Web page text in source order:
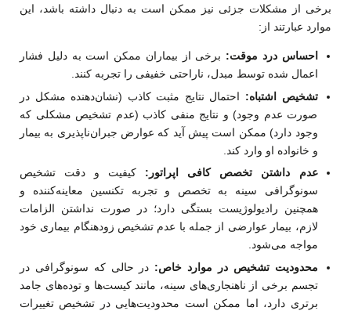
برخی از مشکلات جزئی نیز ممکن است به دنبال داشته باشد، این
موارد عبارتند از:
احساس درد موقت: برخی از بیماران ممکن است به دلیل فشار
اعمال شده توسط مبدل، ناراحتی خفیفی را تجربه کنند.
تشخیص اشتباه: احتمال نتایج مثبت کاذب (نشان‌دهنده مشکل در
صورت عدم وجود) و نتایج منفی کاذب (عدم تشخیص مشکلی که
وجود دارد) ممکن است پیش آید که عوارض جبران‌ناپذیری به بیمار
و خانواده او وارد کند.
عدم داشتن تخصص کافی اپراتور: کیفیت و دقت تشخیص
سونوگرافی سینه به تخصص و تجربه تکنسین معاینه‌کننده و
همچنین رادیولوژیست بستگی دارد؛ در صورت نداشتن الزامات
لازم، بیمار عوارضی از جمله با عدم تشخیص زودهنگام بیماری خود
مواجه می‌شود.
محدودیت تشخیص در موارد خاص: در حالی که سونوگرافی در
تجسم برخی از ناهنجاری‌های سینه، مانند کیست‌ها و توده‌های جامد
برتری دارد، اما ممکن است محدودیت‌هایی در تشخیص تغییرات